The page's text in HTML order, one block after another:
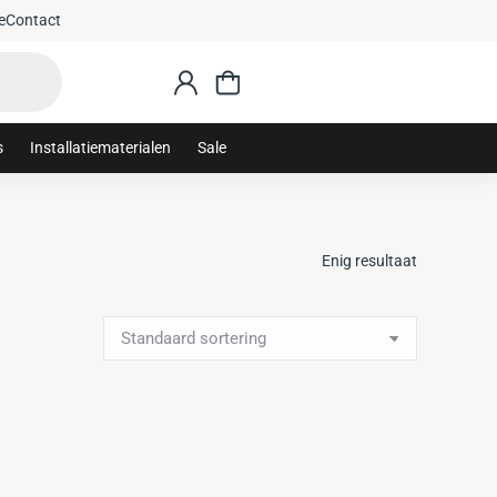
Contact
Installatiematerialen Sale
Enig resultaat